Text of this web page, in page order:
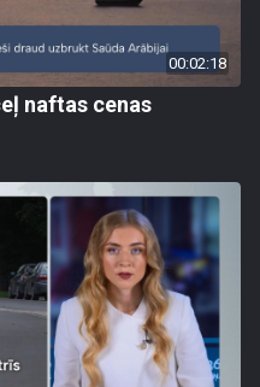
00:02:18
naftas cenas